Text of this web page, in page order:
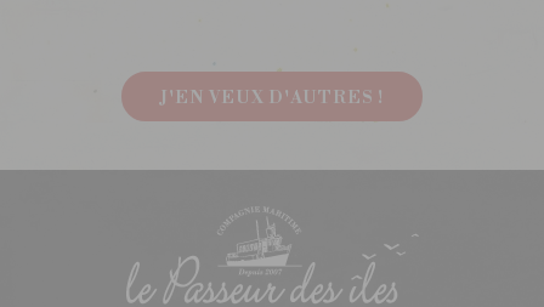
J'EN VEUX D'AUTRES !